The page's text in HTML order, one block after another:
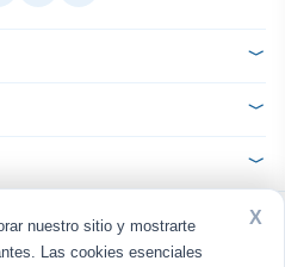
nuestro sitio y mostrarte
Las cookies esenciales
X
PayPal Bizum
seQura